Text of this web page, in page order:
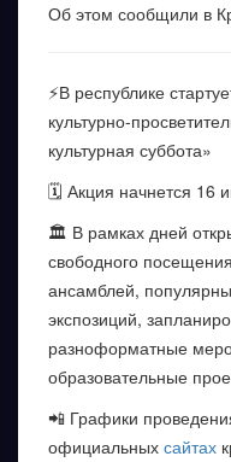
Об этом сообщили в
⚡️В республике
культурно-
культурная суббота»
🗓 Акция начнется 16
🏛 В рамках дней
свободного
ансамблей,
экспозиций,
разноформатные
образовательные
📲 Графики
официальных сайтах